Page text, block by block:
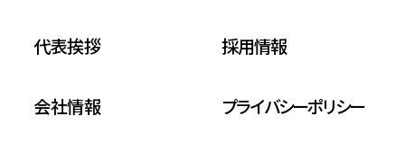
代表挨拶
会社情報
採用情報
プライバシーポリシー